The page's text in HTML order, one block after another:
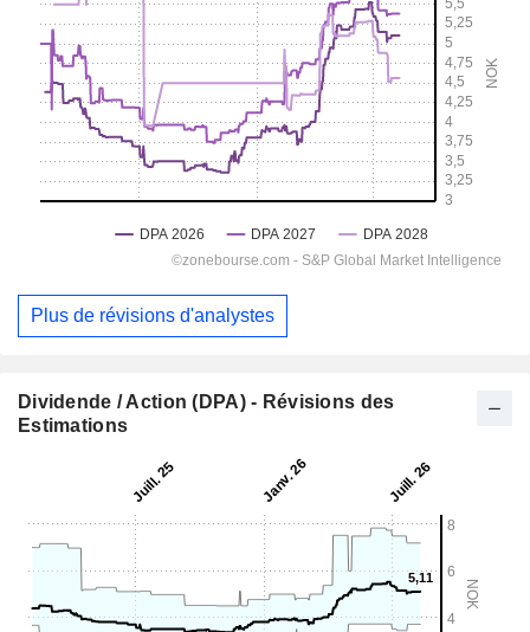
Plus de révisions d'analystes
Dividende / Action (DPA) - Révisions des
Estimations